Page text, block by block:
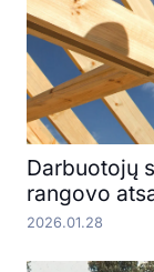
Darbuotojų
rangovo
2026.01.28